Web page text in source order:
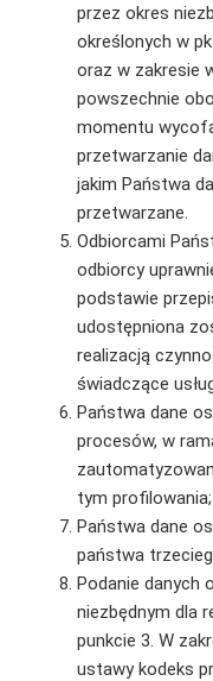
przez okres
określonych w
oraz w zakresie
powszechnie
momentu
przetwarzanie
jakim Państwa
przetwarzane.
Odbiorcami
odbiorcy
podstawie
udostępniona
realizacją
świadczące
Państwa dane
procesów, w
tym profilowania;
Państwa dane
państwa
Podanie danych
niezbędnym dla
punkcie 3. W
ustawy kodeks